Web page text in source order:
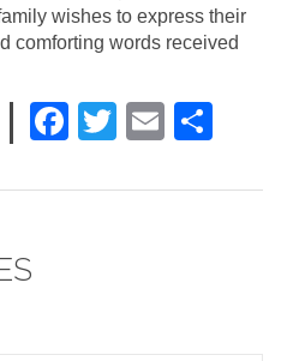
wishes to express their
comforting words received
F
c
T
tt
E
ail ar